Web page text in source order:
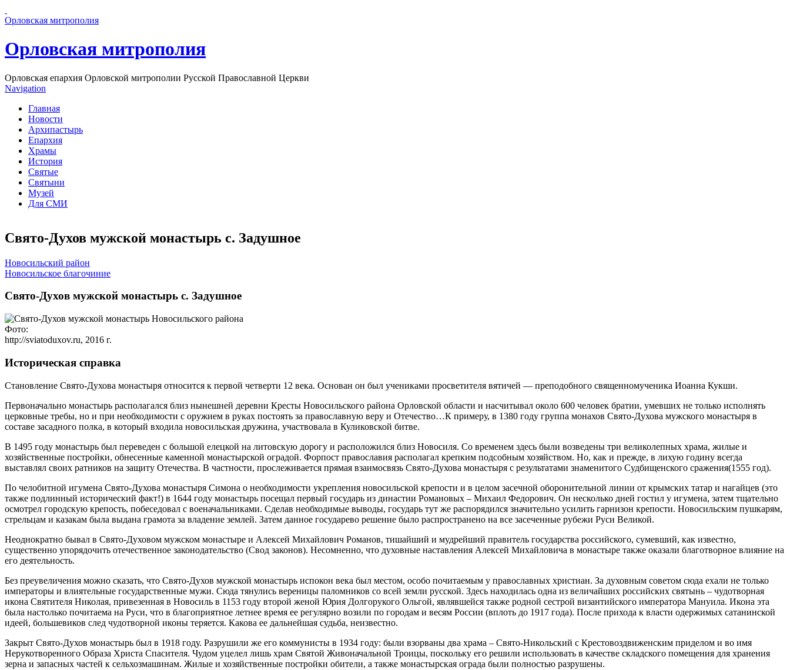
Орловская митрополия
Орловская митрополия
Орловская епархия Орловской митрополии Русской Православной Церкви
Navigation
Главная
Новости
Архипастырь
Епархия
Храмы
История
Святые
Святыни
Музей
Для СМИ
Свято-Духов мужской монастырь с. Задушное
Новосильский район
Новосильское благочиние
Свято-Духов мужской монастырь с. Задушное
Фото:
http://sviatoduxov.ru, 2016 г.
Историческая справка
Становление Свято-Духова монастыря относится к первой четверти 12 века. Основан он был учениками просветителя вятичей — преподобного священномученика Иоанна Кукши.
Первоначально монастырь располагался близ нынешней деревни Кресты Новосильского района Орловской области и насчитывал около 600 человек братии, умевших не только исполнять
церковные требы, но и при необходимости с оружием в руках постоять за православную веру и Отечество…К примеру, в 1380 году группа монахов Свято-Духова мужского монастыря в
составе засадного полка, в который входила новосильская дружина, участвовала в Куликовской битве.
В 1495 году монастырь был переведен с большой елецкой на литовскую дорогу и расположился близ Новосиля. Со временем здесь были возведены три великолепных храма, жилые и
хозяйственные постройки, обнесенные каменной монастырской оградой. Форпост православия располагал крепким подсобным хозяйством. Но, как и прежде, в лихую годину всегда
выставлял своих ратников на защиту Отечества. В частности, прослеживается прямая взаимосвязь Свято-Духова монастыря с результатами знаменитого Судбищенского сражения(1555 год).
По челобитной игумена Свято-Духова монастыря Симона о необходимости укрепления новосильской крепости и в целом засечной оборонительной линии от крымских татар и нагайцев (это
также подлинный исторический факт!) в 1644 году монастырь посещал первый государь из династии Романовых – Михаил Федорович. Он несколько дней гостил у игумена, затем тщательно
осмотрел городскую крепость, побеседовал с военачальниками. Сделав необходимые выводы, государь тут же распорядился значительно усилить гарнизон крепости. Новосильским пушкарям,
стрельцам и казакам была выдана грамота за владение землей. Затем данное государево решение было распространено на все засеченные рубежи Руси Великой.
Неоднократно бывал в Свято-Духовом мужском монастыре и Алексей Михайлович Романов, тишайший и мудрейший правитель государства российского, сумевший, как известно,
существенно упорядочить отечественное законодательство (Свод законов). Несомненно, что духовные наставления Алексей Михайловича в монастыре также оказали благотворное влияние на
его деятельность.
Без преувеличения можно сказать, что Свято-Духов мужской монастырь испокон века был местом, особо почитаемым у православных христиан. За духовным советом сюда ехали не только
императоры и влиятельные государственные мужи. Сюда тянулись вереницы паломников со всей земли русской. Здесь находилась одна из величайших российских святынь – чудотворная
икона Святителя Николая, привезенная в Новосиль в 1153 году второй женой Юрия Долгорукого Ольгой, являвшейся также родной сестрой византийского императора Мануила. Икона эта
была настолько почитаема на Руси, что в благоприятное летнее время ее регулярно возили по городам и весям России (вплоть до 1917 года). После прихода к власти одержимых сатанинской
идеей, большевиков след чудотворной иконы теряется. Какова ее дальнейшая судьба, неизвестно.
Закрыт Свято-Духов монастырь был в 1918 году. Разрушили же его коммунисты в 1934 году: были взорваны два храма – Свято-Никольский с Крестовоздвиженским приделом и во имя
Нерукотворенного Образа Христа Спасителя. Чудом уцелел лишь храм Святой Живоначальной Троицы, поскольку его решили использовать в качестве складского помещения для хранения
зерна и запасных частей к сельхозмашинам. Жилые и хозяйственные постройки обители, а также монастырская ограда были полностью разрушены.